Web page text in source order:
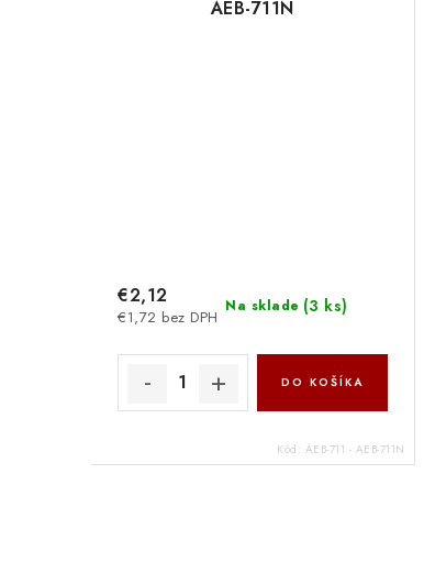
AEB-711N
Na sklade (3 ks)
€1,72 bez DPH
€2,12
DO KOŠÍKA
Kód: AEB-711 - AEB-711N